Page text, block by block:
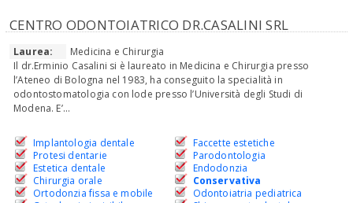
CENTRO ODONTOIATRICO DR.CASALINI SRL
Laurea:
Medicina e Chirurgia
Il dr.Erminio Casalini si è laureato in Medicina e Chirurgia presso
l’Ateneo di Bologna nel 1983, ha conseguito la specialità in
odontostomatologia con lode presso l’Università degli Studi di
Modena. E’...
Implantologia dentale
Protesi dentarie
Estetica dentale
Chirurgia orale
Ortodonzia fissa e mobile
Faccette estetiche
Parodontologia
Endodonzia
Conservativa
Odontoiatria pediatrica